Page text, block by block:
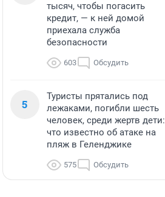
тысяч, чтобы погасить
кредит, — к ней домой
приехала служба
безопасности
603 Обсудить
5
Туристы прятались под
лежаками, погибли шесть
человек, среди жертв дети:
что известно об атаке на
пляж в Геленджике
575 Обсудить